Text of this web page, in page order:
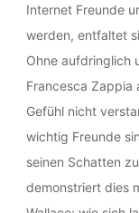
Internet Freunde
werden, entfaltet
Ohne aufdringlich
Francesca Zappia
Gefühl nicht
wichtig Freunde
seinen Schatten
demonstriert dies